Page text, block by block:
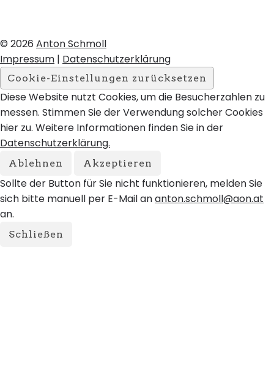
© 2026 Anton Schmoll
Impressum | Datenschutzerklärung
Cookie-Einstellungen zurücksetzen
Diese Website nutzt Cookies, um die Besucherzahlen zu
messen. Stimmen Sie der Verwendung solcher Cookies
hier zu. Weitere Informationen finden Sie in der
Datenschutzerklärung.
Ablehnen Akzeptieren
Sollte der Button für Sie nicht funktionieren, melden Sie
sich bitte manuell per E-Mail ananton.schmoll@aon.at
an.
Schließen